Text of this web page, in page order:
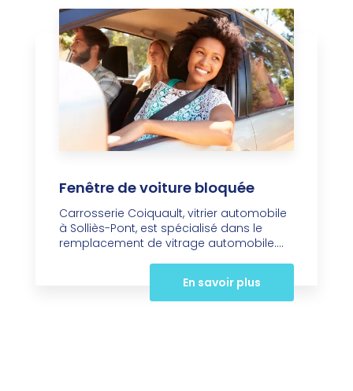
Fenêtre de voiture bloquée
Carrosserie Coiquault, vitrier automobile
à Solliès-Pont, est spécialisé dans le
remplacement de vitrage automobile....
En savoir plus